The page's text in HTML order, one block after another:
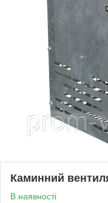
Каминний
В наявності